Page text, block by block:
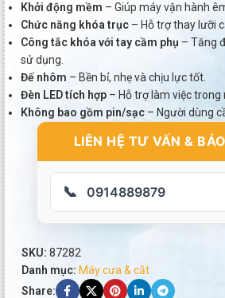
Khởi động mềm – Giúp máy vận hành
Chức năng khóa trục– Hỗ trợ thay lưỡi
Công tắc khóa với tay cầm phụ – Tăng
sử dụng.
Đế nhôm – Bền bỉ, nhẹ và chịu lực tốt.
Đèn LED tích hợp– Hỗ trợ làm việc trong
Không bao gồm pin/sạc– Người dùng
LIÊN HỆ TƯ VẤN &
📞 0914889879
SKU: 87282
Danh mục: Máy cưa & cắt
Share: